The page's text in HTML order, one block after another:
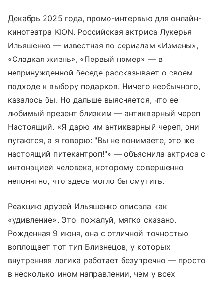
Декабрь 2025 года, промо-интервью для онлайн-
кинотеатра KION. Российская актриса Лукерья
Ильяшенко — известная по сериалам «Измены»,
«Сладкая жизнь», «Первый номер» — в
непринужденной беседе рассказывает о своем
подходе к выбору подарков. Ничего необычного,
казалось бы. Но дальше выясняется, что ее
любимый презент близким — антикварный череп.
Настоящий. «Я дарю им антикварный череп, они
пугаются, а я говорю: "Вы не понимаете, это же
настоящий питекантроп!"» — объяснила актриса с
интонацией человека, которому совершенно
непонятно, что здесь могло бы смутить.
Реакцию друзей Ильяшенко описала как
«удивление». Это, пожалуй, мягко сказано.
Рожденная 9 июня, она с отличной точностью
воплощает тот тип Близнецов, у которых
внутренняя логика работает безупречно — просто
в несколько ином направлении, чем у всех